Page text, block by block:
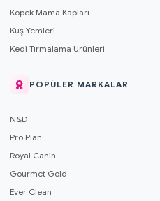
Köpek Mama Kapları
Kuş Yemleri
Kedi Tırmalama Ürünleri
POPÜLER MARKALAR
N&D
Pro Plan
Royal Canin
Gourmet Gold
Ever Clean